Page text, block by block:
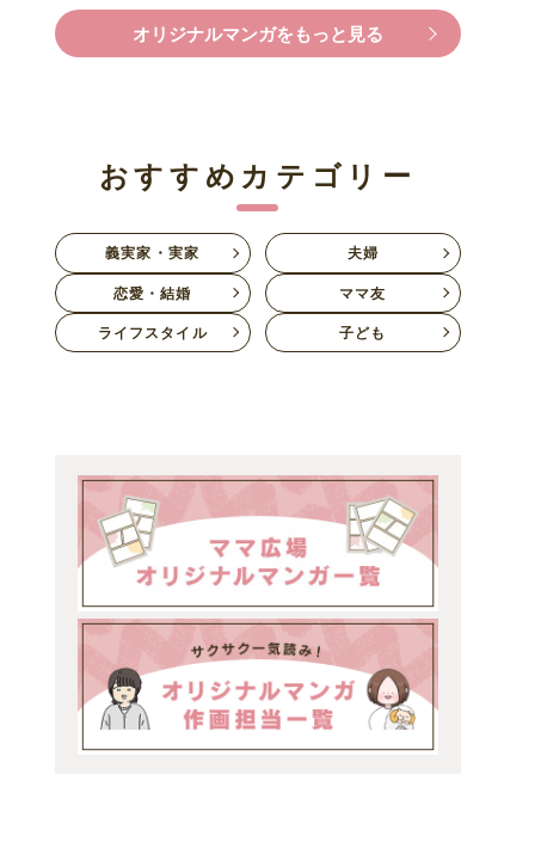
オリジナルマンガをもっと見る
おすすめカテゴリー
義実家・実家
夫婦
恋愛・結婚
ママ友
ライフスタイル
子ども